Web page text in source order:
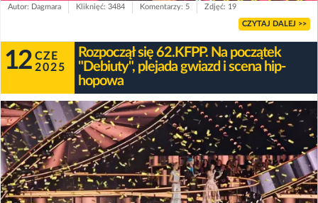
Autor: Dagmara Kliknięć: 3484 Komentarzy: 5 Zdjęć: 19
CZYTAJ DALEJ >>
12 CZE
2025
Rozpoczął się 62.KFPP. Na początek
"Debiuty", plejada gwiazd i scena hip-
hopowa